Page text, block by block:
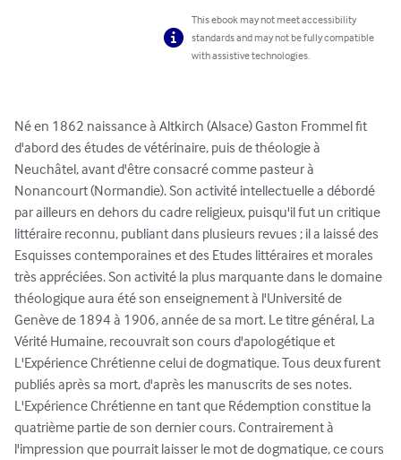
This ebook may not meet accessibility
standards and may not be fully compatible
with assistive technologies.
Né en 1862 naissance à Altkirch (Alsace) Gaston Frommel fit
d'abord des études de vétérinaire, puis de théologie à
Neuchâtel, avant d'être consacré comme pasteur à
Nonancourt (Normandie). Son activité intellectuelle a débordé
par ailleurs en dehors du cadre religieux, puisqu'il fut un critique
littéraire reconnu, publiant dans plusieurs revues ; il a laissé des
Esquisses contemporaines et des Etudes littéraires et morales
très appréciées. Son activité la plus marquante dans le domaine
théologique aura été son enseignement à l'Université de
Genève de 1894 à 1906, année de sa mort. Le titre général, La
Vérité Humaine, recouvrait son cours d'apologétique et
L'Expérience Chrétienne celui de dogmatique. Tous deux furent
publiés après sa mort, d'après les manuscrits de ses notes.
L'Expérience Chrétienne en tant que Rédemption constitue la
quatrième partie de son dernier cours. Contrairement à
l'impression que pourrait laisser le mot de dogmatique, ce cours